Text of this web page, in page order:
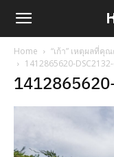
Home
“เก้า” เหตุผลที่คุ
1412865620-